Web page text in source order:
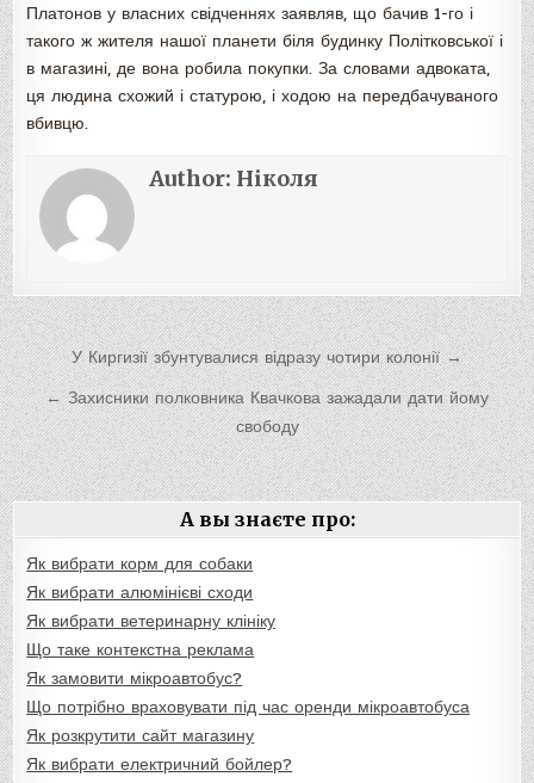
Платонов у власних свідченнях заявляв, що бачив 1-го і
такого ж жителя нашої планети біля будинку Політковської і
в магазині, де вона робила покупки. За словами адвоката,
ця людина схожий і статурою, і ходою на передбачуваного
вбивцю.
Author: Ніколя
Навигация
по
записям
У Киргизії збунтувалися відразу чотири колонії →
← Захисники полковника Квачкова зажадали дати йому
свободу
А вы знаєте про:
Як вибрати корм для собаки
Як вибрати алюмінієві сходи
Як вибрати ветеринарну клініку
Що таке контекстна реклама
Як замовити мікроавтобус?
Що потрібно враховувати під час оренди мікроавтобуса
Як розкрутити сайт магазину
Як вибрати електричний бойлер?